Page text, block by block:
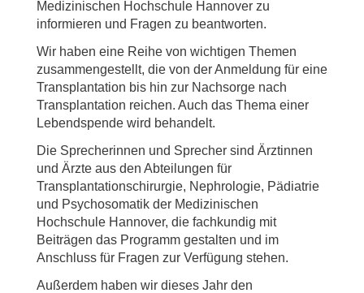
Medizinischen Hochschule Hannover zu
informieren und Fragen zu beantworten.
Wir haben eine Reihe von wichtigen Themen
zusammengestellt, die von der Anmeldung für eine
Transplantation bis hin zur Nachsorge nach
Transplantation reichen. Auch das Thema einer
Lebendspende wird behandelt.
Die Sprecherinnen und Sprecher sind Ärztinnen
und Ärzte aus den Abteilungen für
Transplantationschirurgie, Nephrologie, Pädiatrie
und Psychosomatik der Medizinischen
Hochschule Hannover, die fachkundig mit
Beiträgen das Programm gestalten und im
Anschluss für Fragen zur Verfügung stehen.
Außerdem haben wir dieses Jahr den